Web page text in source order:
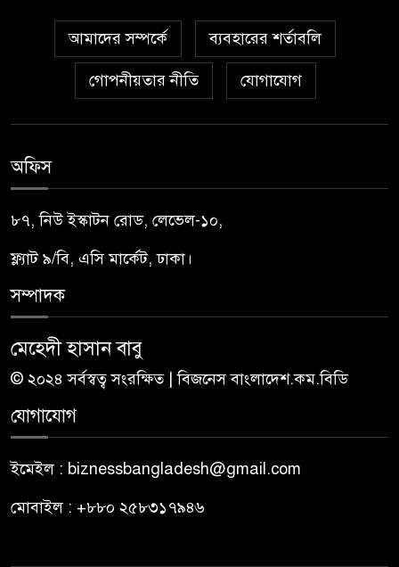
আমাদের সম্পর্কে ব্যবহারের শর্তাবলি
গোপনীয়তার নীতি যোগাযোগ
অফিস
৮৭, নিউ ইস্কাটন রোড, লেভেল-১০,
ফ্ল্যাট ৯/বি, এসি মার্কেট, ঢাকা।
সম্পাদক
মেহেদী হাসান বাবু
© ২০২৪ সর্বস্বত্ব সংরক্ষিত | বিজনেস বাংলাদেশ.কম.বিডি
যোগাযোগ
ইমেইল : biznessbangladesh@gmail.com
মোবাইল : +৮৮০ ২৫৮৩১৭৯৪৬